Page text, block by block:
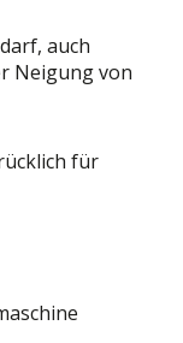
auch
Neigung von
für